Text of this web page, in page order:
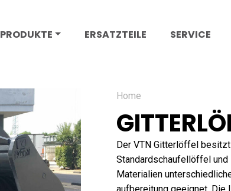
PRODUKTE ERSATZTEILE SERVICE
Home
Der VTN Gitterlöffel
Standardschaufellöffel
Materialien